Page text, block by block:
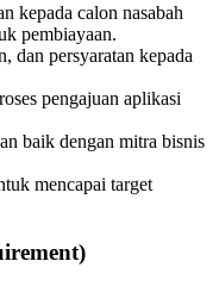
kepada calon nasabah
pembiayaan.
dan persyaratan kepada
pengajuan aplikasi
baik dengan mitra bisnis
mencapai target